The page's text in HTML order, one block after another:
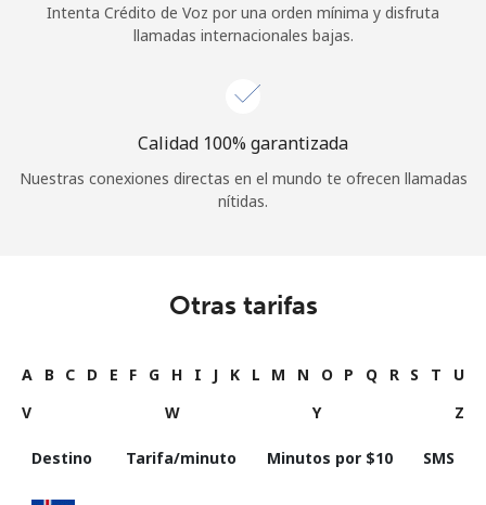
Intenta Crédito de Voz por una orden mínima y disfruta
llamadas internacionales bajas.
Calidad 100% garantizada
Nuestras conexiones directas en el mundo te ofrecen llamadas
nítidas.
Otras tarifas
A B C D E F G H I J K L M N O P Q R S T
U
V
W Y Z
Destino Tarifa/minuto Minutos por ⁦$10⁩ SMS